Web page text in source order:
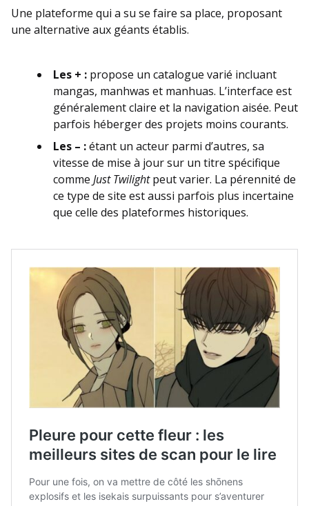
Une plateforme qui a su se faire sa place, proposant
une alternative aux géants établis.
Les + : propose un catalogue varié incluant
mangas, manhwas et manhuas. L’interface est
généralement claire et la navigation aisée. Peut
parfois héberger des projets moins courants.
Les – :étant un acteur parmi d’autres, sa
vitesse de mise à jour sur un titre spécifique
comme Just Twilightpeut varier. La pérennité de
ce type de site est aussi parfois plus incertaine
que celle des plateformes historiques.